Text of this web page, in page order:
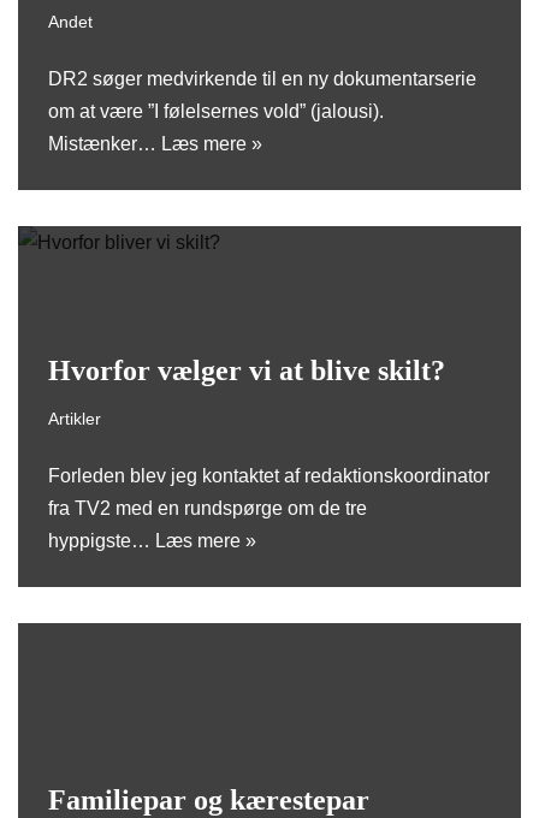
Andet
DR2 søger medvirkende til en ny dokumentarserie
om at være ”I følelsernes vold” (jalousi).
Mistænker… Læs mere »
Hvorfor vælger vi at blive skilt?
Artikler
Forleden blev jeg kontaktet af redaktionskoordinator
fra TV2 med en rundspørge om de tre
hyppigste… Læs mere »
Familiepar og kærestepar